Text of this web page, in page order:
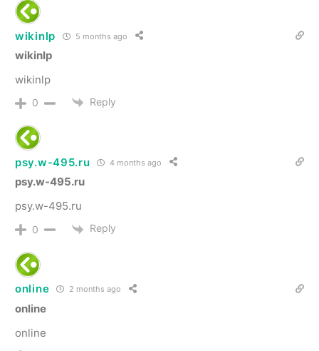
wikinlp 5 months ago
wikinlp
wikinlp
0 Reply
psy.w-495.ru 4 months ago
psy.w-495.ru
psy.w-495.ru
0 Reply
online 2 months ago
online
online